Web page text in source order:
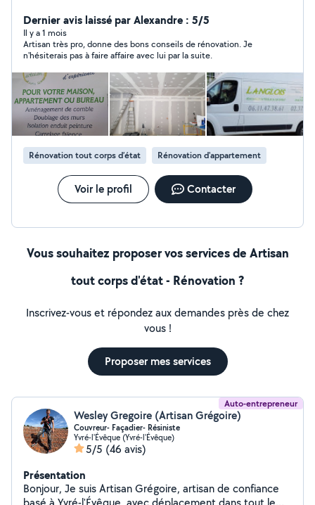
Dernier avis laissé par Alexandre : 5/5
Il y a 1 mois
Artisan très pro, donne des bons conseils de rénovation. Je
n'hésiterais pas à faire affaire avec lui par la suite.
Rénovation tout corps d’état Rénovation d'appartement
Voir le profil Contacter
Vous souhaitez proposer vos services de Artisan
tout corps d'état - Rénovation ?
Inscrivez-vous et répondez aux demandes près de chez
vous !
Proposer mes services
Auto-entrepreneur
Wesley Gregoire (Artisan Grégoire)
Couvreur- Façadier- Résiniste
Yvré-l'Évêque (Yvré-l'Évêque)
5/5 (46 avis)
Présentation
Bonjour, Je suis Artisan Grégoire, artisan de confiance